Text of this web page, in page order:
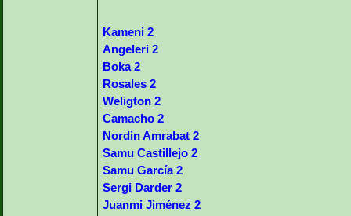
Kameni 2
Angeleri 2
Boka 2
Rosales 2
Weligton 2
Camacho 2
Nordin Amrabat 2
Samu Castillejo 2
Samu García 2
Sergi Darder 2
Juanmi Jiménez 2